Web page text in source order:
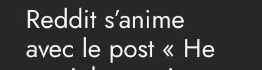
Reddit s’anime
avec le post « He